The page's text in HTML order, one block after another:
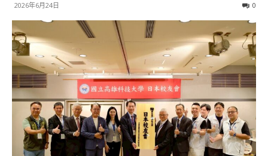
2026年6月24日 0